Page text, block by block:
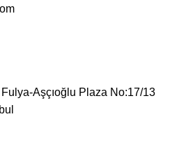
Aşçıoğlu Plaza No:17/13